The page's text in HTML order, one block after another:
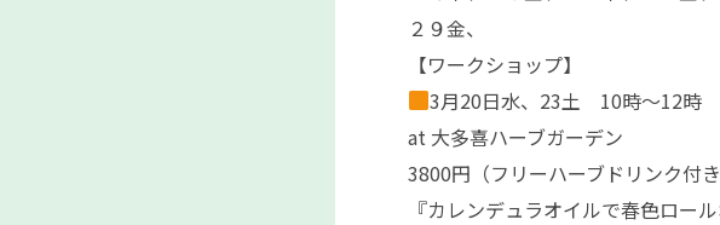
２９金、
【ワークショップ】
3月20日水、23土 10時〜12時
at 大多喜ハーブガーデン
3800円（フリーハーブドリンク付き
『カレンデュラオイルで春色ロール